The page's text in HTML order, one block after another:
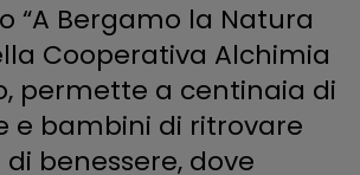
“A Bergamo la Natura
Cooperativa Alchimia
permette a centinaia di
e bambini di ritrovare
di benessere, dove